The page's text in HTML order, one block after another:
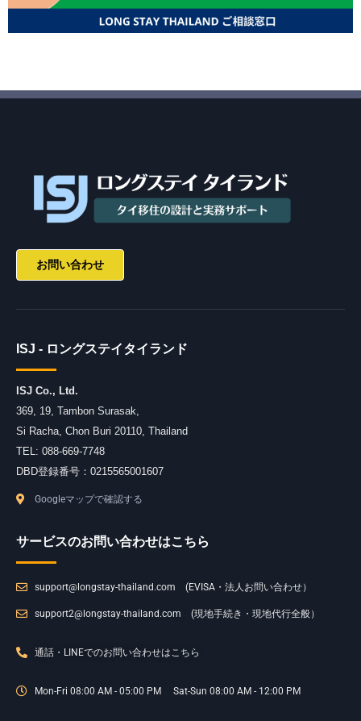
お問い合わせ
ISJ - ロングステイタイランド
ISJ Co., Ltd.
369, 19, Tambon Surasak,
Si Racha, Chon Buri 20110,
Thailand
TEL: 088-669-7748
DBD登録番号：0215565001607
Googleマップで確認する
サービスのお問い合わせはこちら
support@longstay-thailand.com (EVISA・法人お問い合わせ）
support2@longstay-thailand.com (現地手続き・現地代行全般）
通話・LINEでのお問い合わせはこちら
Mon-Fri 08:00 AM - 05:00 PM Sat-Sun 08:00 AM - 12:00 PM